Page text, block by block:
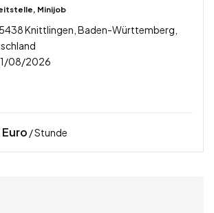
Minijob
Knittlingen, Baden-Württemberg,
08/2026
Euro / Stunde